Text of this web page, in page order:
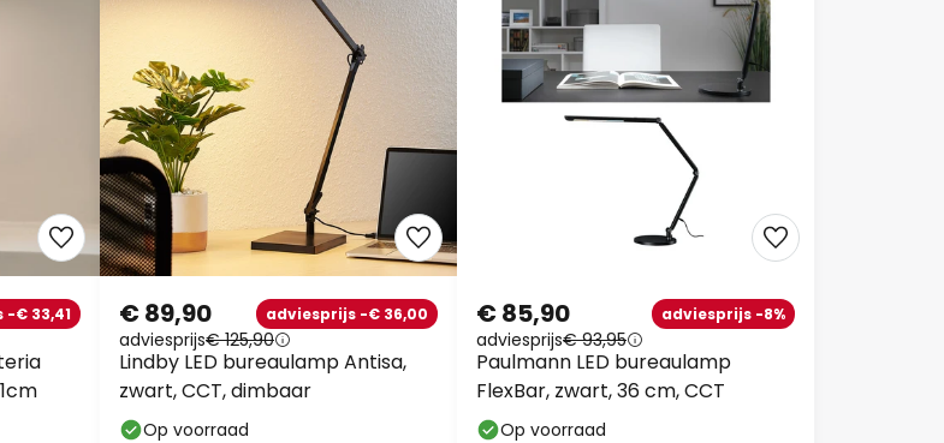
€ 33,41
Lindby LED bureaulamp Antisa,
zwart, CCT, dimbaar
€ 89,90 adviesprijs -€ 36,00
adviesprijs€ 125,90
Op voorraad
Paulmann LED bureaulamp
FlexBar, zwart, 36 cm, CCT
€ 85,90 adviesprijs -8%
adviesprijs€ 93,95
Op voorraad